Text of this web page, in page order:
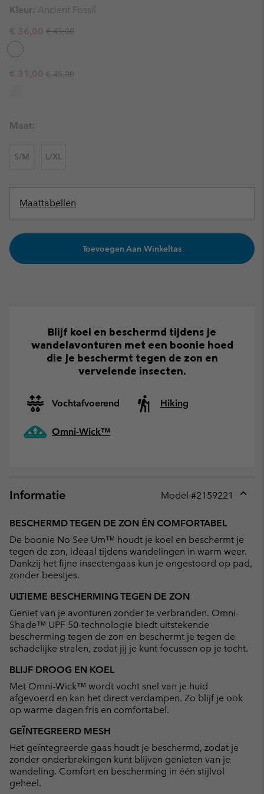
Kleur: Ancient Fossil
Sale price:
€ 36,00 Regular price:
€ 45,00
Sale price:
€ 31,00 Regular price:
€ 45,00
Maat:
S/M L/XL
Maattabellen
Toevoegen Aan Winkeltas
Blijf koel en beschermd tijdens je
wandelavonturen met een boonie hoed
die je beschermt tegen de zon en
vervelende insecten.
Vochtafvoerend Hiking
Omni-Wick™
Informatie Model #2159221
BESCHERMD TEGEN DE ZON ÉN COMFORTABEL
De boonie No See Um™ houdt je koel en beschermt je
tegen de zon, ideaal tijdens wandelingen in warm weer.
Dankzij het fijne insectengaas kun je ongestoord op pad,
zonder beestjes.
ULTIEME BESCHERMING TEGEN DE ZON
Geniet van je avonturen zonder te verbranden. Omni-
Shade™ UPF 50-technologie biedt uitstekende
bescherming tegen de zon en beschermt je tegen de
schadelijke stralen, zodat jij je kunt focussen op je tocht.
BLIJF DROOG EN KOEL
Met Omni-Wick™ wordt vocht snel van je huid
afgevoerd en kan het direct verdampen. Zo blijf je ook
op warme dagen fris en comfortabel.
GEÏNTEGREERD MESH
Het geïntegreerde gaas houdt je beschermd, zodat je
zonder onderbrekingen kunt blijven genieten van je
wandeling. Comfort en bescherming in één stijlvol
geheel.